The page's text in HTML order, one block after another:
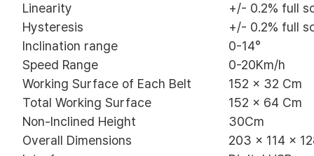
Linearity
+/- 0.2% full
Hysteresis
+/- 0.2% full
Inclination range
0-14°
Speed Range
0-20Km/h
Working Surface of Each Belt
152 x 32 Cm
Total Working Surface
152 x 64 Cm
Non-Inclined Height
30Cm
Overall Dimensions
203 x 114 x